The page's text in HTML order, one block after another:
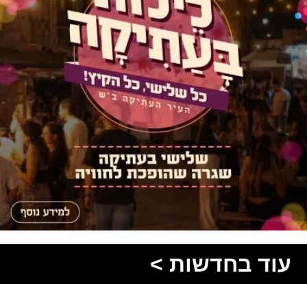
עוד בחדשות >